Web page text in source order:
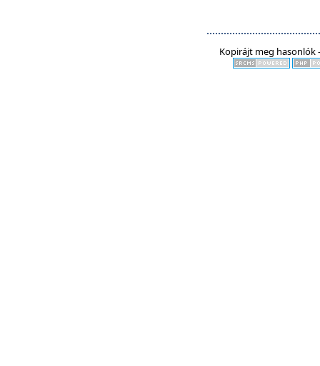
Kopirájt meg hasonlók